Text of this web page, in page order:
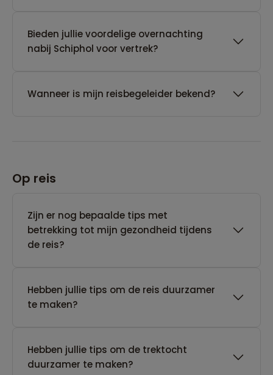
Bieden jullie voordelige overnachting
nabij Schiphol voor vertrek?
Wanneer is mijn reisbegeleider bekend?
Op reis
Zijn er nog bepaalde tips met
betrekking tot mijn gezondheid tijdens
de reis?
Hebben jullie tips om de reis duurzamer
te maken?
Hebben jullie tips om de trektocht
duurzamer te maken?